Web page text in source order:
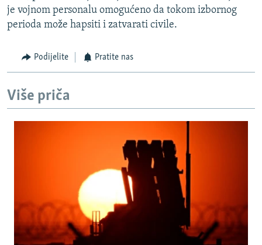
je vojnom personalu omogućeno da tokom izbornog
perioda može hapsiti i zatvarati civile.
Podijelite Pratite nas
Više priča